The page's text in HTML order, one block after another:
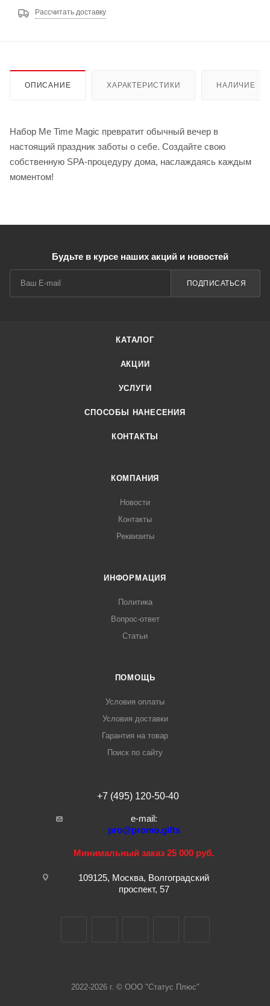
Рассчитать доставку
ОПИСАНИЕ ХАРАКТЕРИСТИКИ НАЛИЧИЕ
Набор Me Time Magic превратит обычный вечер в
настоящий праздник заботы о себе. Создайте свою
собственную SPA-процедуру дома, наслаждаясь каждым
моментом!
Будьте в курсе наших акций и новостей
ПОДПИСАТЬСЯ
КАТАЛОГ
АКЦИИ
УСЛУГИ
СПОСОБЫ НАНЕСЕНИЯ
КОНТАКТЫ
КОМПАНИЯ
Новости
Контакты
Реквизиты
ИНФОРМАЦИЯ
Политика
Вопрос-ответ
Статьи
ПОМОЩЬ
Условия оплаты
Условия доставки
Гарантия на товар
Поиск по сайту
+7 (495) 120-50-40
e-mail:
pro@promo.gifts
Минимальный заказ 25 000 руб.
109125, Москва, Волгоградский
проспект, 57
2022-2026 г. © ООО "Статус Плюс"